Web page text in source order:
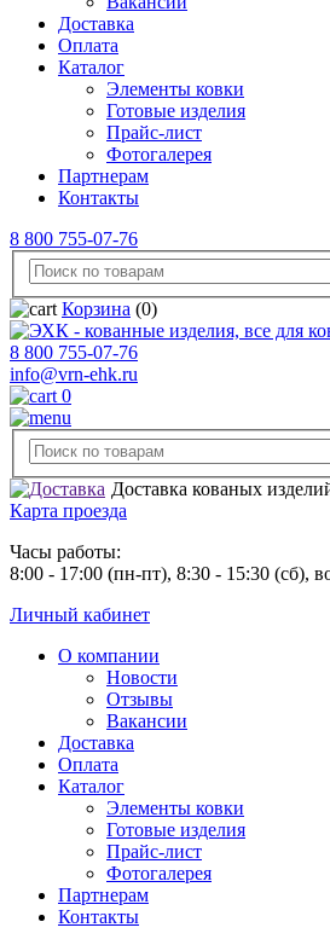
Доставка
Оплата
Каталог
Элементы ковки
Готовые изделия
Прайс-лист
Фотогалерея
Партнерам
Контакты
8 800 755-07-76
Корзина (0)
8 800 755-07-76
info@vrn-ehk.ru
0
Доставка кованых
Карта проезда
Часы работы:
8:00 - 17:00 (пн-пт), 8:30 - 15:30 (сб),
Личный кабинет
О компании
Новости
Отзывы
Вакансии
Доставка
Оплата
Каталог
Элементы ковки
Готовые изделия
Прайс-лист
Фотогалерея
Партнерам
Контакты